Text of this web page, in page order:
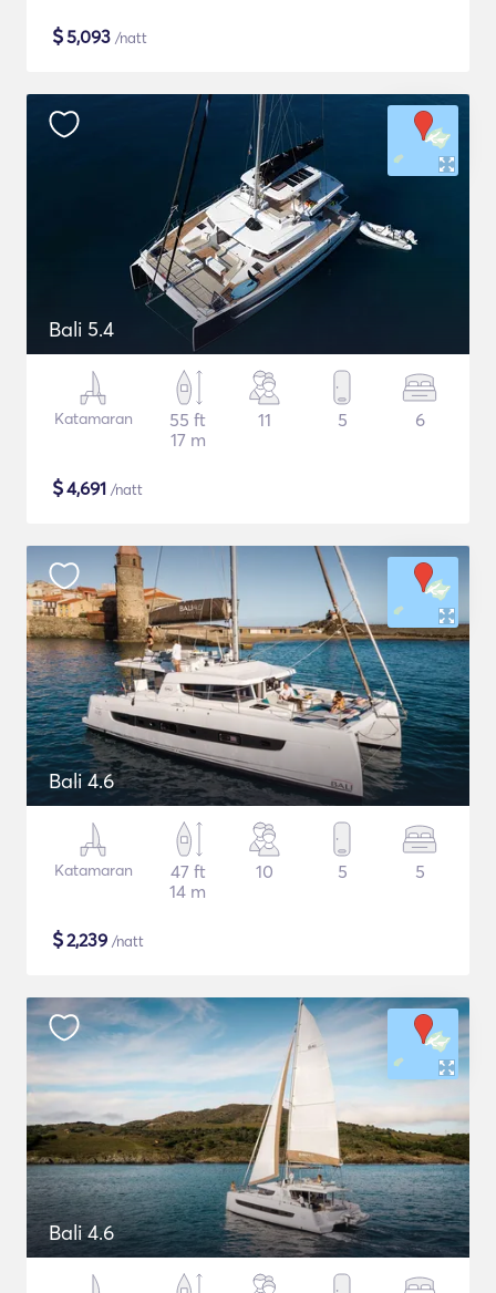
$5,093 /natt
Bali 5.4
Katamaran
55 ft
17 m
11 5 6
$4,691 /natt
Bali 4.6
Katamaran
47 ft
14 m
10 5 5
$2,239 /natt
Bali 4.6